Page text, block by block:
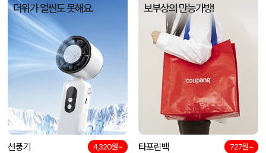
더위가 얼씬도 못해요.
선풍기 4,320원~
보부상의 만능가방!
타포린백 727원~